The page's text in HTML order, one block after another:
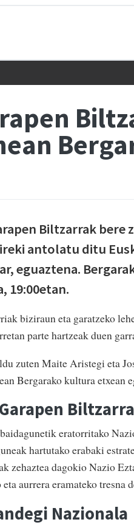
Biltzarrak bere
antolatu ditu
eguaztena.
19:00etan.
biziraun eta garatzeko
parte hartzeak duen
zuten Maite Aristegi eta
Bergarako kultura etxean
Biltzarra
eratorritako
hartutako erabaki
zehaztea dagokio Nazio
eta aurrera eramateko
Nazionala